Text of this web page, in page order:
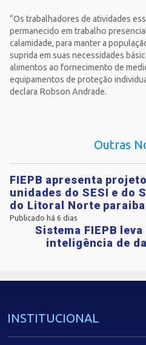
“Os trabalhadores de atividades
permanecido em trabalho
calamidade, para manter a
suprida em suas necessidades
alimentos ao fornecimento de
equipamentos de proteção
declara Robson Andrade.
Outras
FIEPB apresenta
unidades do SESI e do
do Litoral Norte
Publicado há 6 dias
Sistema FIEPB
inteligência de
INSTITUCIONAL